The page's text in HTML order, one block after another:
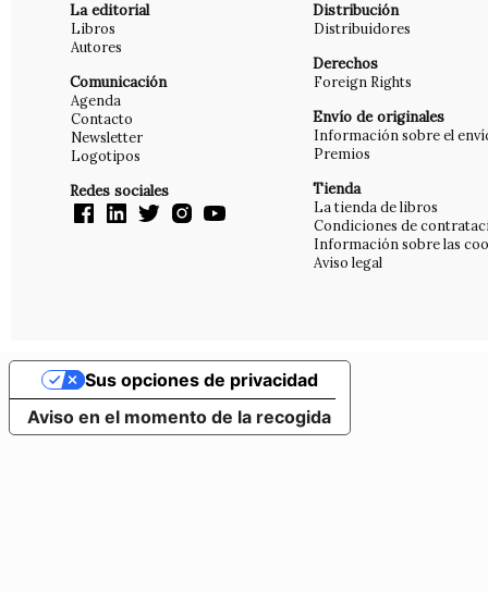
La editorial
Libros
Autores
Comunicación
Agenda
Contacto
Newsletter
Logotipos
Redes sociales
Distribución
Distribuidores
Derechos
Foreign Rights
Envío de originales
Información sobre el
Premios
Tienda
La tienda de libros
Condiciones de
Información sobre las
Aviso legal
Aviso en el momento de la recogida
Sus opciones de privacidad